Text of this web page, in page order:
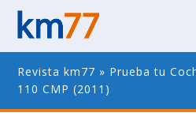
Revista km77 » Prueba tu
110 CMP (2011)